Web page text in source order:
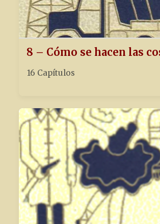
8 – Cómo se hacen las
16 Capítulos